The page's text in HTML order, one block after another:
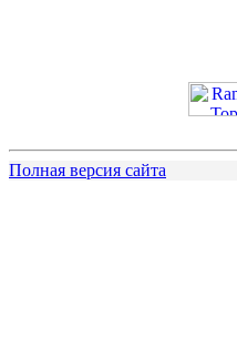
Полная версия сайта